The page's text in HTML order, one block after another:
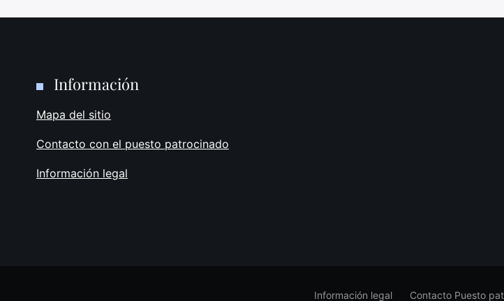
Información
Mapa del sitio
Contacto con el puesto patrocinado
Información legal
Información legal Contacto Puesto